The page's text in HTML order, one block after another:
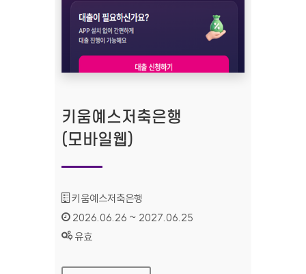
키움예스저축은행
(모바일웹)
기관명 :
키움예스저축은행
인증기간 :
2026.06.26 ~ 2027.06.25
상태 :
유효